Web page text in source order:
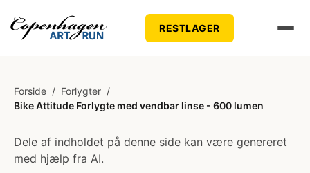
RESTLAGER
Forside / Forlygter /
Bike Attitude Forlygte med vendbar linse - 600 lumen
Dele af indholdet på denne side kan være genereret
med hjælp fra AI.